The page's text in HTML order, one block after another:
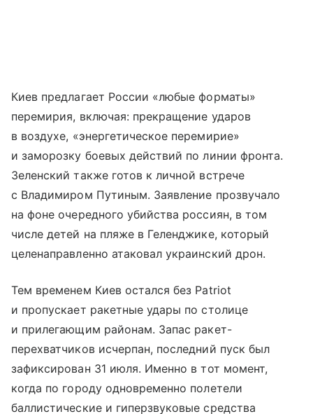
Киев предлагает России «любые форматы»
перемирия, включая: прекращение ударов
в воздухе, «энергетическое перемирие»
и заморозку боевых действий по линии фронта.
Зеленский также готов к личной встрече
с Владимиром Путиным. Заявление прозвучало
на фоне очередного убийства россиян, в том
числе детей на пляже в Геленджике, который
целенаправленно атаковал украинский дрон.
Тем временем Киев остался без Patriot
и пропускает ракетные удары по столице
и прилегающим районам. Запас ракет-
перехватчиков исчерпан, последний пуск был
зафиксирован 31 июля. Именно в тот момент,
когда по городу одновременно полетели
баллистические и гиперзвуковые средства